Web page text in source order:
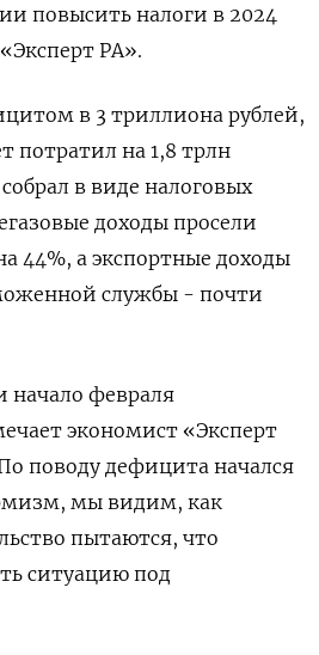
повысить налоги в 2024
РА».
в 3 триллиона рублей,
потратил на 1,8 трлн
в виде налоговых
доходы просели
44%, а экспортные доходы
службы - почти
начало февраля
экономист «Эксперт
поводу дефицита начался
мы видим, как
пытаются, что
ситуацию под